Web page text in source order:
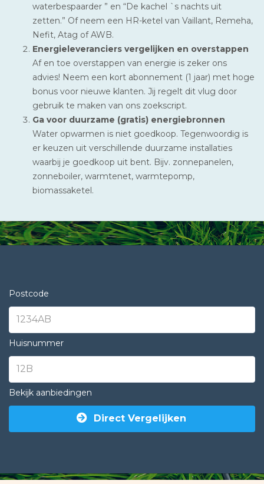
waterbespaarder ” en “De kachel `s nachts uit
zetten.” Of neem een HR-ketel van Vaillant, Remeha,
Nefit, Atag of AWB.
Energieleveranciers vergelijken en overstappen
Af en toe overstappen van energie is zeker ons
advies! Neem een kort abonnement (1 jaar) met hoge
bonus voor nieuwe klanten. Jij regelt dit vlug door
gebruik te maken van ons zoekscript.
Ga voor duurzame (gratis) energiebronnen
Water opwarmen is niet goedkoop. Tegenwoordig is
er keuzen uit verschillende duurzame installaties
waarbij je goedkoop uit bent. Bijv. zonnepanelen,
zonneboiler, warmtenet, warmtepomp,
biomassaketel.
Postcode
Huisnummer
Bekijk aanbiedingen
Direct Vergelijken